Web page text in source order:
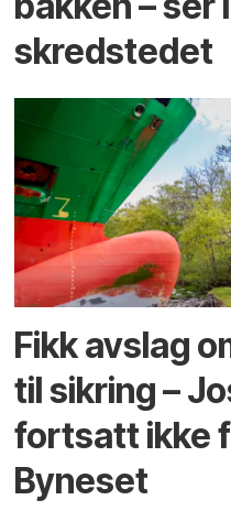
skredstedet
Fikk avslag
til sikring –
fortsatt ikke
Byneset